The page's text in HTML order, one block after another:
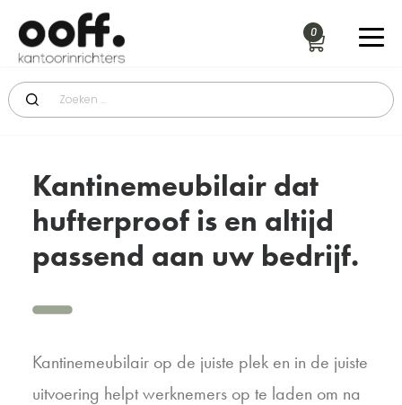
Kantinemeubilair dat
hufterproof is en altijd
passend aan uw bedrijf.
Kantinemeubilair op de juiste plek en in de juiste
uitvoering helpt werknemers op te laden om na